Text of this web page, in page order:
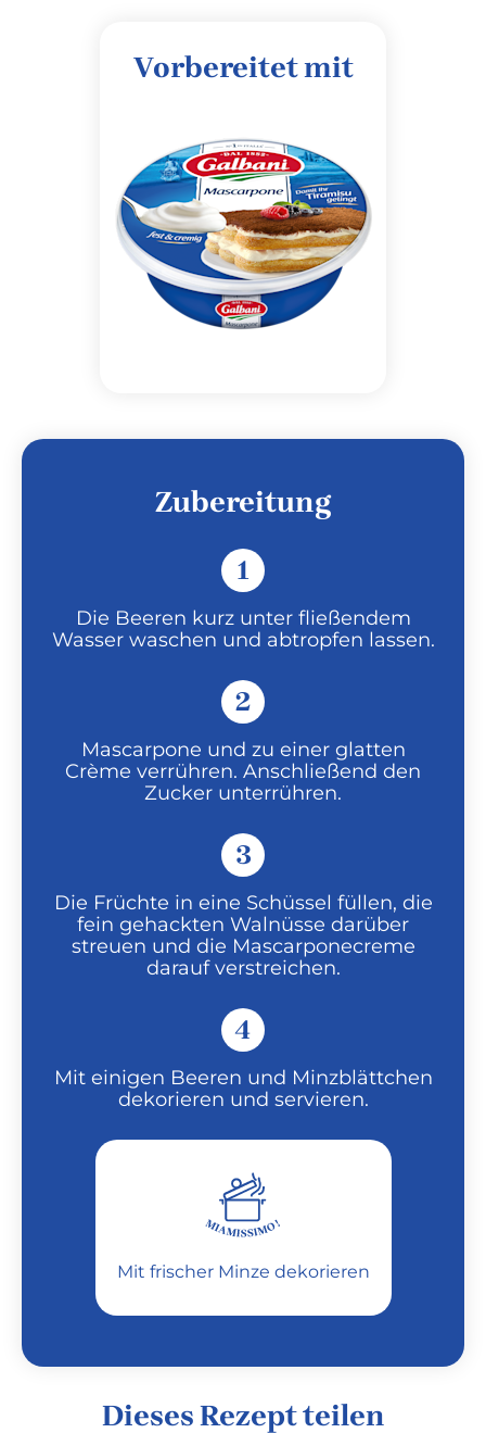
Vorbereitet mit
Zubereitung
1
Die Beeren kurz unter fließendem
Wasser waschen und abtropfen lassen.
2
Mascarpone und zu einer glatten
Crème verrühren. Anschließend den
Zucker unterrühren.
3
Die Früchte in eine Schüssel füllen, die
fein gehackten Walnüsse darüber
streuen und die Mascarponecreme
darauf verstreichen.
4
Mit einigen Beeren und Minzblättchen
dekorieren und servieren.
Mit frischer Minze dekorieren
Dieses Rezept teilen